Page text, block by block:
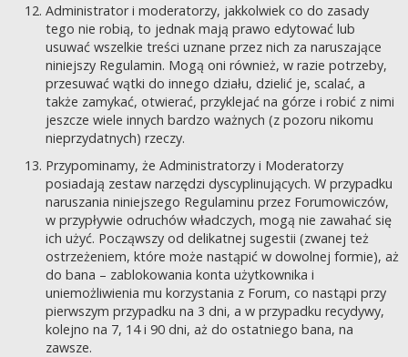
Administrator i moderatorzy, jakkolwiek co do zasady
tego nie robią, to jednak mają prawo edytować lub
usuwać wszelkie treści uznane przez nich za naruszające
niniejszy Regulamin. Mogą oni również, w razie potrzeby,
przesuwać wątki do innego działu, dzielić je, scalać, a
także zamykać, otwierać, przyklejać na górze i robić z nimi
jeszcze wiele innych bardzo ważnych (z pozoru nikomu
nieprzydatnych) rzeczy.
Przypominamy, że Administratorzy i Moderatorzy
posiadają zestaw narzędzi dyscyplinujących. W przypadku
naruszania niniejszego Regulaminu przez Forumowiczów,
w przypływie odruchów władczych, mogą nie zawahać się
ich użyć. Począwszy od delikatnej sugestii (zwanej też
ostrzeżeniem, które może nastąpić w dowolnej formie), aż
do bana – zablokowania konta użytkownika i
uniemożliwienia mu korzystania z Forum, co nastąpi przy
pierwszym przypadku na 3 dni, a w przypadku recydywy,
kolejno na 7, 14 i 90 dni, aż do ostatniego bana, na
zawsze.